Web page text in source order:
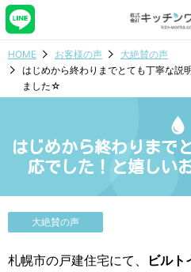
HOME お客様の声
大絶賛の声
はじめから終わりまでとても丁寧な説
ました☆
はじめから終わりまで
応でした！と嬉しい
大絶賛の声
札幌市の戸建住宅にて、
ビルト